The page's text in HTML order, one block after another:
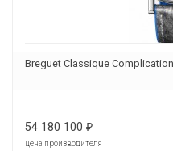
Breguet Classique
54 180 100 ₽
цена производителя